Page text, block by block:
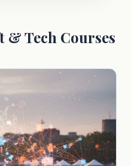
& Tech Courses